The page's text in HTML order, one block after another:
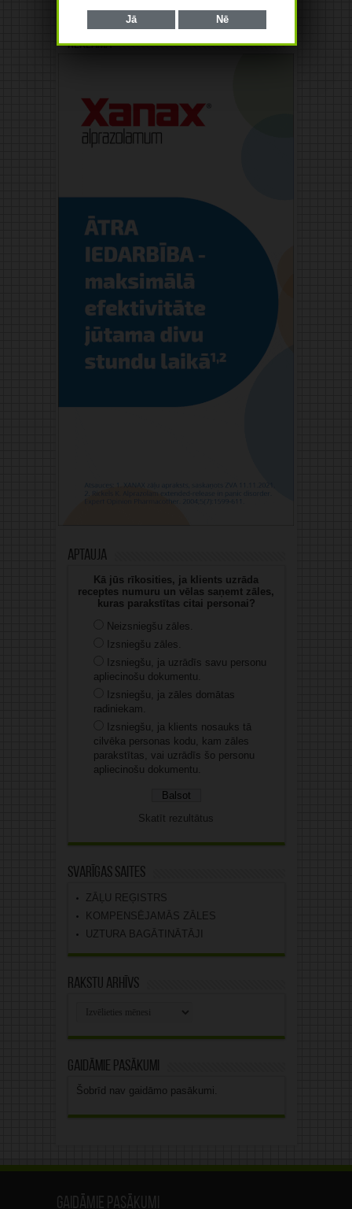
Reklāma
Aptauja
Kā jūs rīkosities, ja klients uzrāda
receptes numuru un vēlas saņemt zāles,
kuras parakstītas citai personai?
Neizsniegšu zāles.
Izsniegšu zāles.
Izsniegšu, ja uzrādīs savu personu
apliecinošu dokumentu.
Izsniegšu, ja zāles domātas
radiniekam.
Izsniegšu, ja klients nosauks tā
cilvēka personas kodu, kam zāles
parakstītas, vai uzrādīs šo personu
apliecinošu dokumentu.
Skatīt rezultātus
Svarīgas saites
ZĀĻU REĢISTRS
KOMPENSĒJAMĀS ZĀLES
UZTURA BAGĀTINĀTĀJI
Rakstu arhīvs
Gaidāmie pasākumi
Šobrīd nav gaidāmo pasākumi.
Gaidāmie pasākumi
Jā Nē